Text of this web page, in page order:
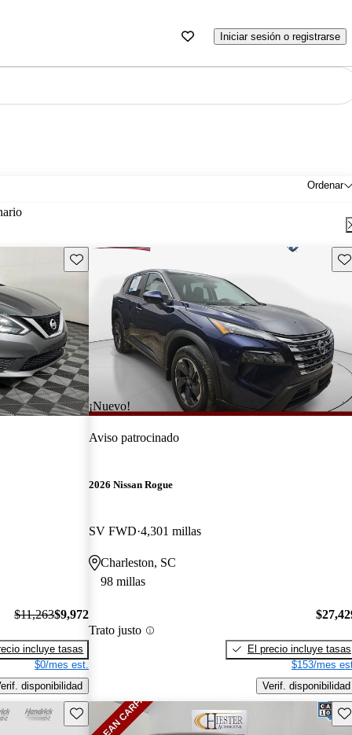
Iniciar sesión o registrarse
Ordenar
Guarda este Aviso
$11,263$9,972
incluye tasas
$0/mes est.
disponibilidad
¡Nuevo!
Aviso patrocinado
2026 Nissan Rogue
SV FWD 4,301 millas
Charleston, SC
98 millas
Trato justo
El precio incluye tasas
$153/mes
Verif. disponibilidad
Guarda este Aviso